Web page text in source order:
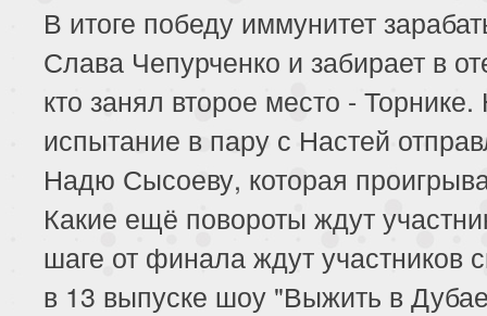
В итоге победу иммунитет
Слава Чепурченко и забирает в
кто занял второе место -
испытание в пару с Настей
Надю Сысоеву, которая
Какие ещё повороты ждут
шаге от финала ждут участников
в 13 выпуске шоу "Выжить в